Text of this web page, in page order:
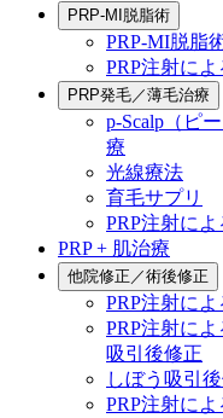
PRP-MI脱脂術
PRP-MI脱脂
PRP注射に
PRP発毛／薄毛治療
p-Scalp（ピ
療
光線療法
育毛サプリ
PRP注射に
PRP + 肌治療
他院修正／術後修正
PRP注射に
PRP注射に
吸引後修正
しぼう吸引
PRP注射に